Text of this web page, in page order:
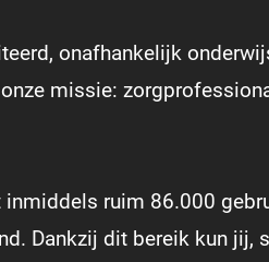
onafhankelijk
missie:
ruim 86.000
Dankzij dit bereik kun jij,